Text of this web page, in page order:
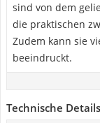
sind von dem
die praktischen
Zudem kann sie
beeindruckt.
Technische Details